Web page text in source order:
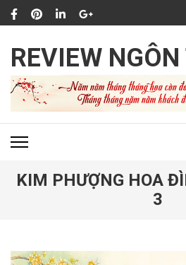
qua
nội
dung
(ấn
Enter)
REVIEW
KIM PHƯỢNG HOA
3